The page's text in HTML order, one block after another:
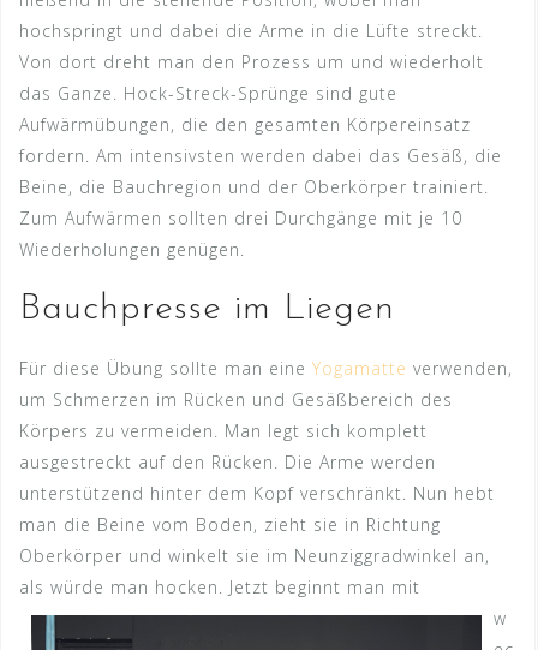
hochspringt und dabei die Arme in die Lüfte streckt.
Von dort dreht man den Prozess um und wiederholt
das Ganze. Hock-Streck-Sprünge sind gute
Aufwärmübungen, die den gesamten Körpereinsatz
fordern. Am intensivsten werden dabei das Gesäß, die
Beine, die Bauchregion und der Oberkörper trainiert.
Zum Aufwärmen sollten drei Durchgänge mit je 10
Wiederholungen genügen.
Bauchpresse im Liegen
Für diese Übung sollte man eine Yogamatte verwenden,
um Schmerzen im Rücken und Gesäßbereich des
Körpers zu vermeiden. Man legt sich komplett
ausgestreckt auf den Rücken. Die Arme werden
unterstützend hinter dem Kopf verschränkt. Nun hebt
man die Beine vom Boden, zieht sie in Richtung
Oberkörper und winkelt sie im Neunziggradwinkel an,
als würde man hocken. Jetzt beginnt man mit
w